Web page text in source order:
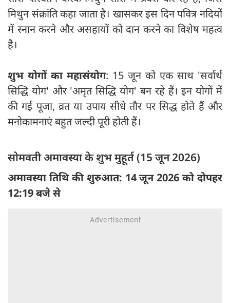
मिथुन संक्रांति कहा जाता है। खासकर इस दिन पवित्र नदियों
में स्नान करने और असहायों को दान करने का विशेष महत्व
है।
शुभ योगों का महासंयोग: 15 जून को एक साथ 'सर्वार्थ
सिद्धि योग' और 'अमृत सिद्धि योग' बन रहे हैं। इन योगों में
की गई पूजा, व्रत या उपाय सीधे तौर पर सिद्ध होते हैं और
मनोकामनाएं बहुत जल्दी पूरी होती हैं।
सोमवती अमावस्या के शुभ मुहूर्त (15 जून 2026)
अमावस्या तिथि की शुरुआत: 14 जून 2026 को दोपहर
12:19 बजे से